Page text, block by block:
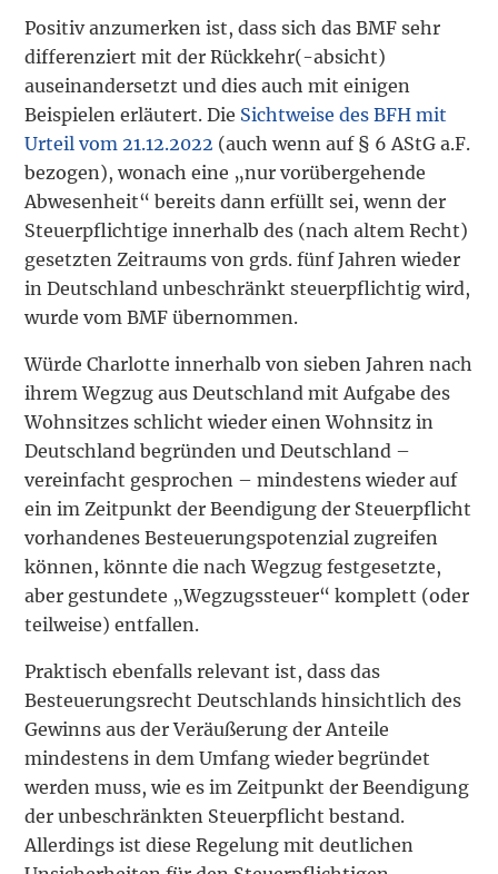
Positiv anzumerken ist, dass sich das BMF sehr
differenziert mit der Rückkehr(-absicht)
auseinandersetzt und dies auch mit einigen
Beispielen erläutert. Die Sichtweise des BFH mit
Urteil vom 21.12.2022 (auch wenn auf § 6 AStG a.F.
bezogen), wonach eine „nur vorübergehende
Abwesenheit“ bereits dann erfüllt sei, wenn der
Steuerpflichtige innerhalb des (nach altem Recht)
gesetzten Zeitraums von grds. fünf Jahren wieder
in Deutschland unbeschränkt steuerpflichtig wird,
wurde vom BMF übernommen.
Würde Charlotte innerhalb von sieben Jahren nach
ihrem Wegzug aus Deutschland mit Aufgabe des
Wohnsitzes schlicht wieder einen Wohnsitz in
Deutschland begründen und Deutschland –
vereinfacht gesprochen – mindestens wieder auf
ein im Zeitpunkt der Beendigung der Steuerpflicht
vorhandenes Besteuerungspotenzial zugreifen
können, könnte die nach Wegzug festgesetzte,
aber gestundete „Wegzugssteuer“ komplett (oder
teilweise) entfallen.
Praktisch ebenfalls relevant ist, dass das
Besteuerungsrecht Deutschlands hinsichtlich des
Gewinns aus der Veräußerung der Anteile
mindestens in dem Umfang wieder begründet
werden muss, wie es im Zeitpunkt der Beendigung
der unbeschränkten Steuerpflicht bestand.
Allerdings ist diese Regelung mit deutlichen